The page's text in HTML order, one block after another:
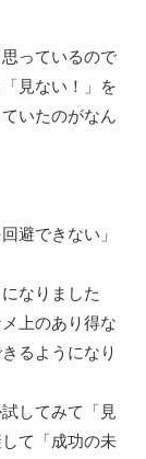
っているので
見ない！」を
いたのがなん
避できない」
なりました
上のあり得な
るようになり
してみて「見
て「成功の未